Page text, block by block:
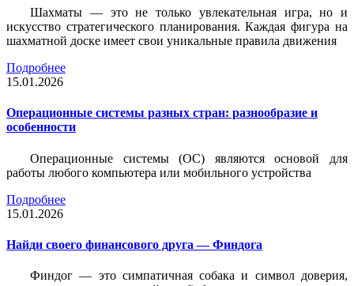
Шахматы — это не только увлекательная игра, но и
искусство стратегического планирования. Каждая фигура на
шахматной доске имеет свои уникальные правила движения
Подробнее
15.01.2026
Операционные системы разных стран: разнообразие и
особенности
Операционные системы (ОС) являются основой для
работы любого компьютера или мобильного устройства
Подробнее
15.01.2026
Найди своего финансового друга — Финдога
Финдог — это симпатичная собака и символ доверия,